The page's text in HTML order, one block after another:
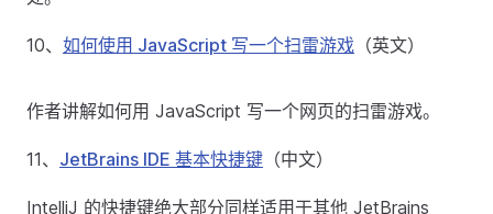
10、 如何使用 JavaScript 写一个扫雷游戏 （英文）
作者讲解如何用 JavaScript 写一个网页的扫雷游戏。
11、 JetBrains IDE 基本快捷键 （中文）
IntelliJ 的快捷键绝大部分同样适用于其他 JetBrains